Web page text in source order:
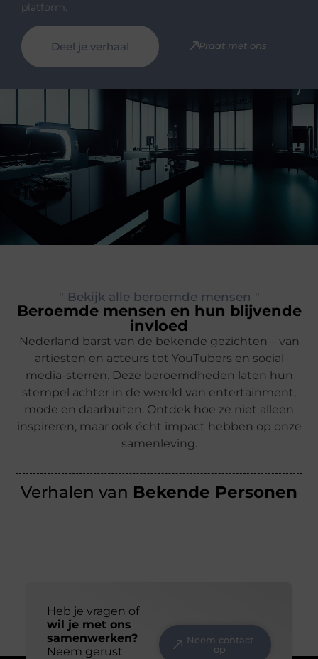
platform.
Deel je verhaal Praat met ons
" Bekijk alle beroemde mensen "
Beroemde mensen en hun blijvende
invloed
Nederland barst van de bekende gezichten – van
artiesten en acteurs tot YouTubers en social
media-sterren. Deze beroemdheden laten hun
stempel achter in de wereld van entertainment,
mode en daarbuiten. Ontdek hoe ze niet alleen
inspireren, maar ook écht impact hebben op onze
samenleving.
Verhalen van Bekende Personen
Heb je vragen of
wil je met ons
samenwerken?
Neem gerust
Neem contact
op